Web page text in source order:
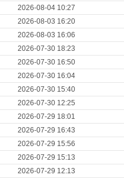
2026-08-04 10:27
2026-08-03 16:20
2026-08-03 16:06
2026-07-30 18:23
2026-07-30 16:50
2026-07-30 16:04
2026-07-30 15:40
2026-07-30 12:25
2026-07-29 18:01
2026-07-29 16:43
2026-07-29 15:56
2026-07-29 15:13
2026-07-29 12:13